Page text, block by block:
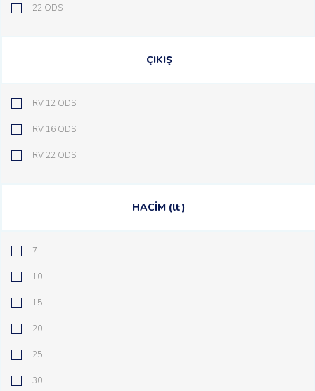
22 ODS
ÇIKIŞ
RV 12 ODS
RV 16 ODS
RV 22 ODS
HACİM (lt)
7
10
15
20
25
30